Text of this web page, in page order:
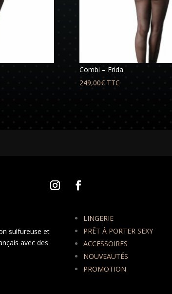
Combi – Frida
249,00€ TTC
sulfureuse et
avec des
LINGERIE
PRÊT À PORTER SEXY
ACCESSOIRES
NOUVEAUTÉS
PROMOTION